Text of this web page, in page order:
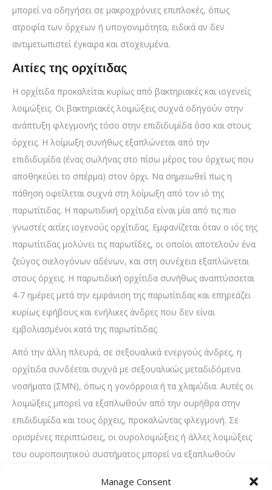
Manage Consent
μπορεί να οδηγήσει σε μακροχρόνιες επιπλοκές, όπως
ατροφία των όρχεων ή υπογονιμότητα, ειδικά αν δεν
αντιμετωπιστεί έγκαιρα και στοχευμένα.
Αιτίες της ορχίτιδας
Η ορχίτιδα προκαλείται κυρίως από βακτηριακές και ιογενείς
λοιμώξεις. Οι βακτηριακές λοιμώξεις συχνά οδηγούν στην
ανάπτυξη φλεγμονής τόσο στην επιδιδυμίδα όσο και στους
όρχεις. Η λοίμωξη συνήθως εξαπλώνεται από την
επιδιδυμίδα (ένας σωλήνας στο πίσω μέρος του όρχεως που
αποθηκεύει το σπέρμα) στον όρχι. Να σημειωθεί πως η
πάθηση οφείλεται συχνά στη λοίμωξη από τον ιό της
παρωτίτιδας. Η παρωτιδική ορχίτιδα είναι μία από τις πιο
γνωστές αιτίες ιογενούς ορχίτιδας. Εμφανίζεται όταν ο ιός της
παρωτίτιδας μολύνει τις παρωτίδες, οι οποίοι αποτελούν ένα
ζεύγος σιελογόνων αδένων, και στη συνέχεια εξαπλώνεται
στους όρχεις. Η παρωτιδική ορχίτιδα συνήθως αναπτύσσεται
4-7 ημέρες μετά την εμφάνιση της παρωτίτιδας και επηρεάζει
κυρίως εφήβους και ενήλικες άνδρες που δεν είναι
εμβολιασμένοι κατά της παρωτίτιδας.
Από την άλλη πλευρά, σε σεξουαλικά ενεργούς άνδρες, η
ορχίτιδα συνδέεται συχνά με σεξουαλικώς μεταδιδόμενα
νοσήματα (ΣΜΝ), όπως η γονόρροια ή τα χλαμύδια. Αυτές οι
λοιμώξεις μπορεί να εξαπλωθούν από την ουρήθρα στην
επιδιδυμίδα και τους όρχεις, προκαλώντας φλεγμονή. Σε
ορισμένες περιπτώσεις, οι ουρολοιμώξεις ή άλλες λοιμώξεις
του ουροποιητικού συστήματος μπορεί να εξαπλωθούν